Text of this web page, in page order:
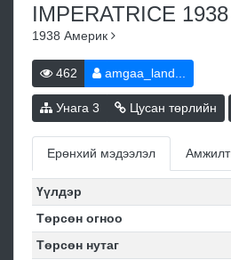
IMPERATRICE 1938
1938 Америк
462 amgaa_land...
Унага 3 Цусан төрлийн
Ерөнхий мэдээлэл Амжилт
Үүлдэр
Төрсөн огноо
Төрсөн нутаг